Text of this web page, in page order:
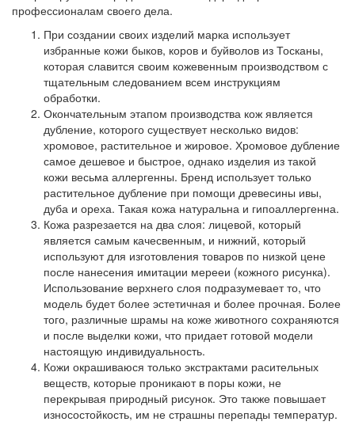
профессионалам своего дела.
При создании своих изделий марка использует
избранные кожи быков, коров и буйволов из Тосканы,
которая славится своим кожевенным производством с
тщательным следованием всем инструкциям
обработки.
Окончательным этапом производства кож является
дубление, которого существует несколько видов:
хромовое, растительное и жировое. Хромовое дубление
самое дешевое и быстрое, однако изделия из такой
кожи весьма аллергенны. Бренд использует только
растительное дубление при помощи древесины ивы,
дуба и ореха. Такая кожа натуральна и гипоаллергенна.
Кожа разрезается на два слоя: лицевой, который
является самым качесвенным, и нижний, который
используют для изготовления товаров по низкой цене
после нанесения имитации мерееи (кожного рисунка).
Использование верхнего слоя подразумевает то, что
модель будет более эстетичная и более прочная. Более
того, различные шрамы на коже животного сохраняются
и после выделки кожи, что придает готовой модели
настоящую индивидуальность.
Кожи окрашиваюся только экстрактами расительных
веществ, которые проникают в поры кожи, не
перекрывая природный рисунок. Это также повышает
износостойкость, им не страшны перепады температур.